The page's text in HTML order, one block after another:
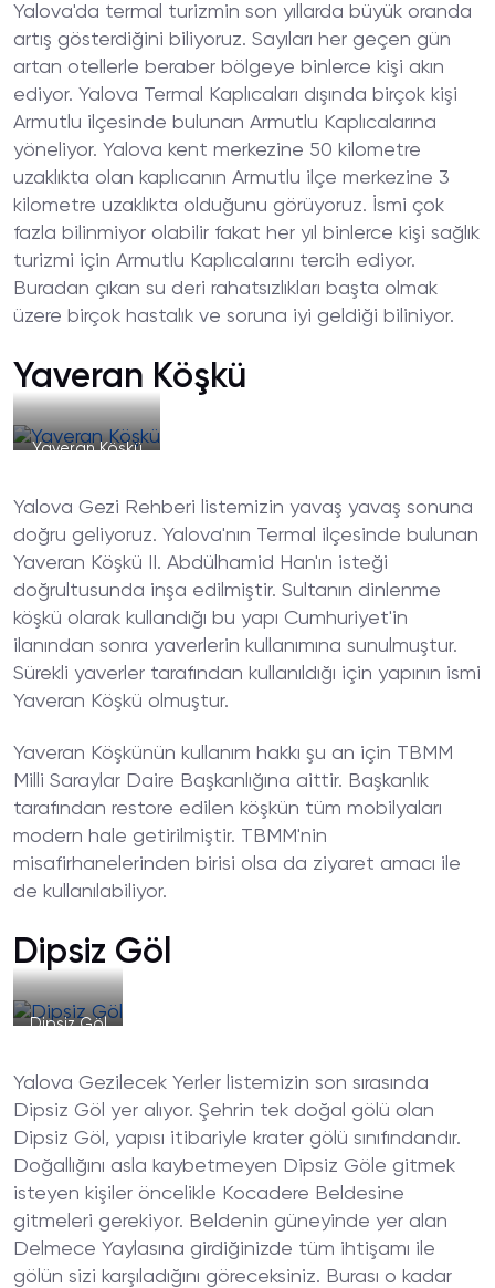
Yalova'da termal turizmin son yıllarda büyük oranda
artış gösterdiğini biliyoruz. Sayıları her geçen gün
artan otellerle beraber bölgeye binlerce kişi akın
ediyor. Yalova Termal Kaplıcaları dışında birçok kişi
Armutlu ilçesinde bulunan Armutlu Kaplıcalarına
yöneliyor. Yalova kent merkezine 50 kilometre
uzaklıkta olan kaplıcanın Armutlu ilçe merkezine 3
kilometre uzaklıkta olduğunu görüyoruz. İsmi çok
fazla bilinmiyor olabilir fakat her yıl binlerce kişi sağlık
turizmi için Armutlu Kaplıcalarını tercih ediyor.
Buradan çıkan su deri rahatsızlıkları başta olmak
üzere birçok hastalık ve soruna iyi geldiği biliniyor.
Yaveran Köşkü
Yaveran Köşkü
Yalova Gezi Rehberi listemizin yavaş yavaş sonuna
doğru geliyoruz. Yalova'nın Termal ilçesinde bulunan
Yaveran Köşkü II. Abdülhamid Han'ın isteği
doğrultusunda inşa edilmiştir. Sultanın dinlenme
köşkü olarak kullandığı bu yapı Cumhuriyet'in
ilanından sonra yaverlerin kullanımına sunulmuştur.
Sürekli yaverler tarafından kullanıldığı için yapının ismi
Yaveran Köşkü olmuştur.
Yaveran Köşkünün kullanım hakkı şu an için TBMM
Milli Saraylar Daire Başkanlığına aittir. Başkanlık
tarafından restore edilen köşkün tüm mobilyaları
modern hale getirilmiştir. TBMM'nin
misafirhanelerinden birisi olsa da ziyaret amacı ile
de kullanılabiliyor.
Dipsiz Göl
Dipsiz Göl
Yalova Gezilecek Yerler listemizin son sırasında
Dipsiz Göl yer alıyor. Şehrin tek doğal gölü olan
Dipsiz Göl, yapısı itibariyle krater gölü sınıfındandır.
Doğallığını asla kaybetmeyen Dipsiz Göle gitmek
isteyen kişiler öncelikle Kocadere Beldesine
gitmeleri gerekiyor. Beldenin güneyinde yer alan
Delmece Yaylasına girdiğinizde tüm ihtişamı ile
gölün sizi karşıladığını göreceksiniz. Burası o kadar